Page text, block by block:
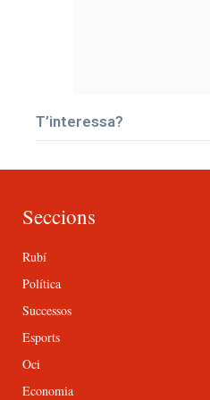
T’interessa?
Seccions
Rubí
Política
Successos
Esports
Oci
Economia